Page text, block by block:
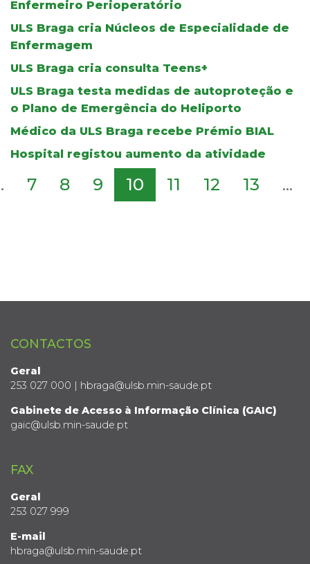
Enfermeiro Perioperatório
ULS Braga cria Núcleos de Especialidade de
Enfermagem
ULS Braga cria consulta Teens+
ULS Braga testa medidas de autoproteção e
o Plano de Emergência do Heliporto
Médico da ULS Braga recebe Prémio BIAL
Hospital registou aumento da atividade
7 8 9 10 11 12 13 ...
CONTACTOS
Geral
253 027 000 | hbraga@ulsb.min-saude.pt
Gabinete de Acesso à Informação Clínica (GAIC)
gaic@ulsb.min-saude.pt
FAX
Geral
253 027 999
E-mail
hbraga@ulsb.min-saude.pt